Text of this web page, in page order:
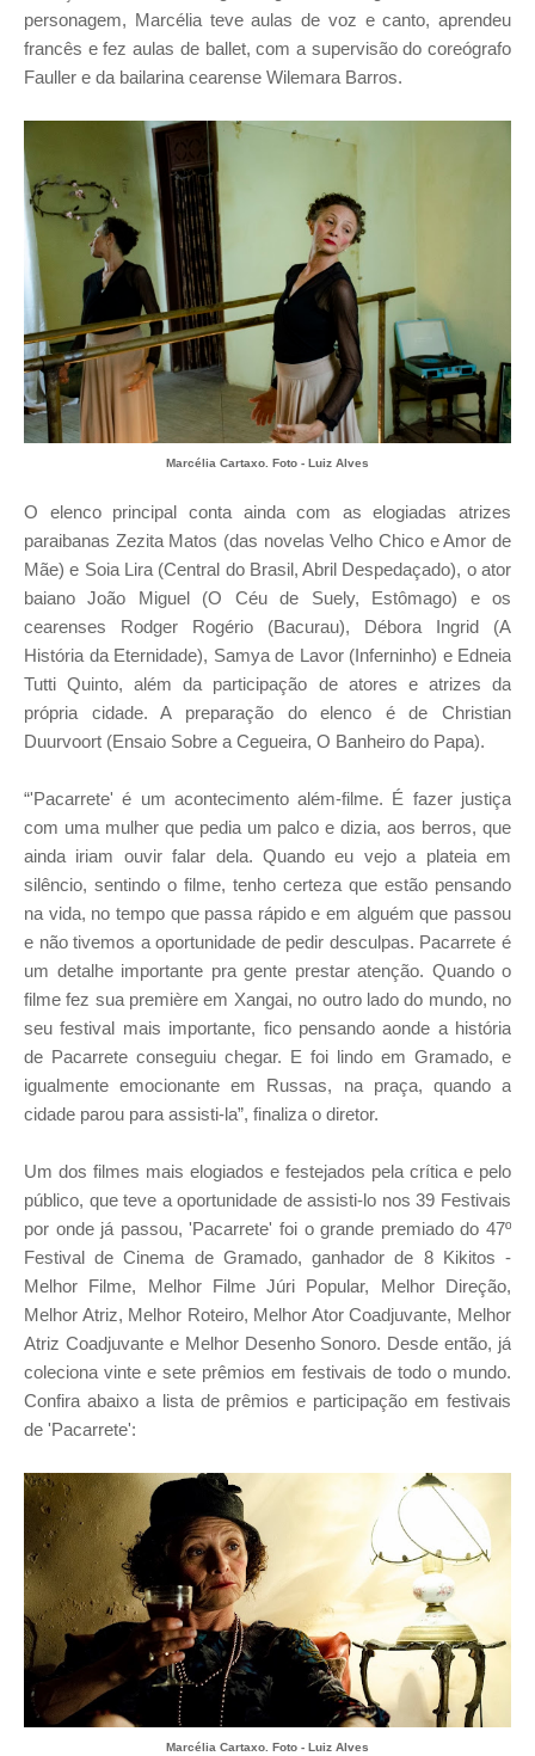
personagem, Marcélia teve aulas de voz e canto, aprendeu
francês e fez aulas de ballet, com a supervisão do coreógrafo
Fauller e da bailarina cearense Wilemara Barros.
Marcélia Cartaxo. Foto - Luiz Alves
O elenco principal conta ainda com as elogiadas atrizes
paraibanas Zezita Matos (das novelas Velho Chico e Amor de
Mãe) e Soia Lira (Central do Brasil, Abril Despedaçado), o ator
baiano João Miguel (O Céu de Suely, Estômago) e os
cearenses Rodger Rogério (Bacurau), Débora Ingrid (A
História da Eternidade), Samya de Lavor (Inferninho) e Edneia
Tutti Quinto, além da participação de atores e atrizes da
própria cidade. A preparação do elenco é de Christian
Duurvoort (Ensaio Sobre a Cegueira, O Banheiro do Papa).
“'Pacarrete' é um acontecimento além-filme. É fazer justiça
com uma mulher que pedia um palco e dizia, aos berros, que
ainda iriam ouvir falar dela. Quando eu vejo a plateia em
silêncio, sentindo o filme, tenho certeza que estão pensando
na vida, no tempo que passa rápido e em alguém que passou
e não tivemos a oportunidade de pedir desculpas. Pacarrete é
um detalhe importante pra gente prestar atenção. Quando o
filme fez sua première em Xangai, no outro lado do mundo, no
seu festival mais importante, fico pensando aonde a história
de Pacarrete conseguiu chegar. E foi lindo em Gramado, e
igualmente emocionante em Russas, na praça, quando a
cidade parou para assisti-la”, finaliza o diretor.
Um dos filmes mais elogiados e festejados pela crítica e pelo
público, que teve a oportunidade de assisti-lo nos 39 Festivais
por onde já passou, 'Pacarrete' foi o grande premiado do 47º
Festival de Cinema de Gramado, ganhador de 8 Kikitos -
Melhor Filme, Melhor Filme Júri Popular, Melhor Direção,
Melhor Atriz, Melhor Roteiro, Melhor Ator Coadjuvante, Melhor
Atriz Coadjuvante e Melhor Desenho Sonoro. Desde então, já
coleciona vinte e sete prêmios em festivais de todo o mundo.
Confira abaixo a lista de prêmios e participação em festivais
de 'Pacarrete':
Marcélia Cartaxo. Foto - Luiz Alves